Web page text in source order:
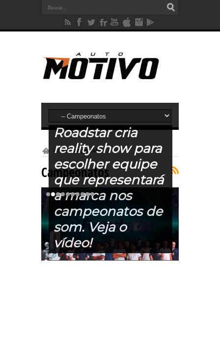
Home/Campeonatos
Campeonatos
Roadstar cria
reality show para
escolher equipe
que representará
a marca nos
campeonatos de
som. Veja o
vídeo!